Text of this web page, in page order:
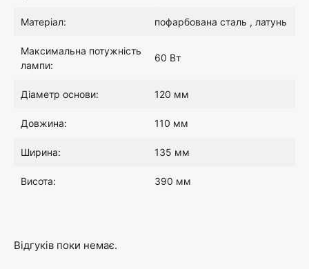
Матеріал: пофарбована сталь , латунь
Максимальна потужність
лампи:
60 Вт
Діаметр основи: 120 мм
Довжина: 110 мм
Ширина: 135 мм
Висота: 390 мм
Відгуків поки немає.